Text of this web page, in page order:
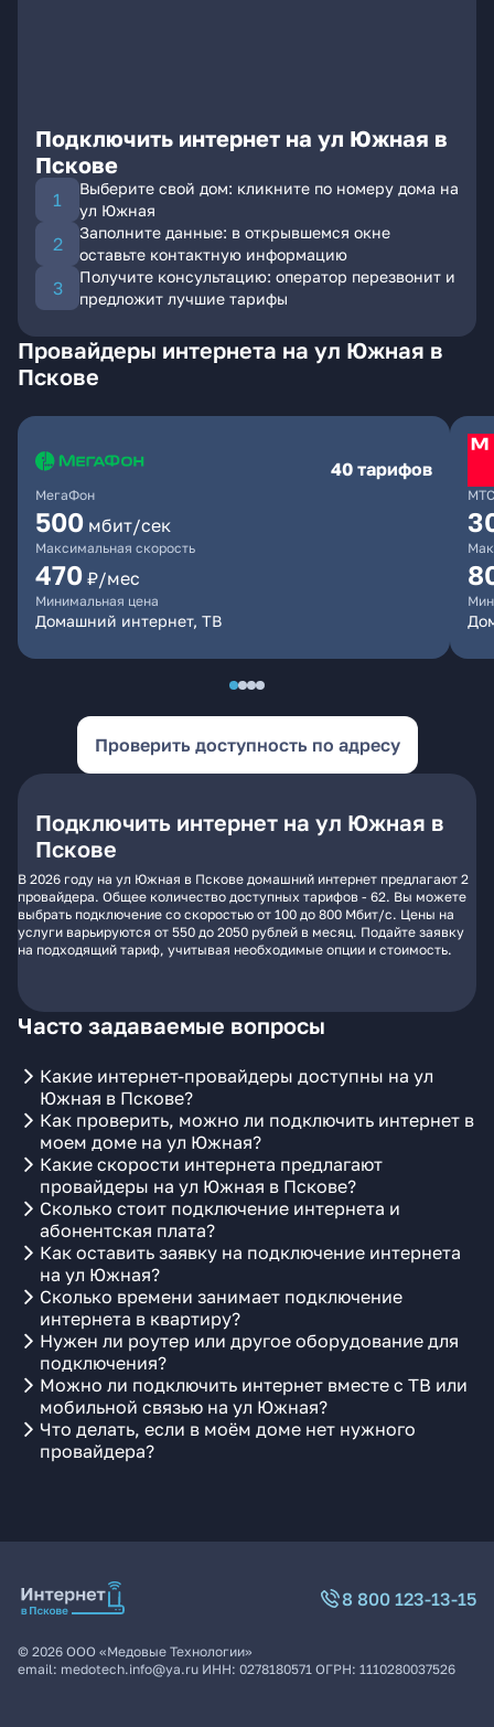
Подключить интернет на ул Южная в
Пскове
Выберите свой дом: кликните по номеру дома на
ул Южная
Заполните данные: в открывшемся окне
оставьте контактную информацию
Получите консультацию: оператор перезвонит и
предложит лучшие тарифы
Провайдеры интернета на ул Южная в
Пскове
МегаФон
40 тарифов
500 мбит/сек
Максимальная скорость
470 ₽/мес
Минимальная цена
Домашний интернет, ТВ
МТС
Проверить доступность по адресу
Подключить интернет на ул Южная в
Пскове
В 2026 году на ул Южная в Пскове домашний интернет предлагают 2
провайдера. Общее количество доступных тарифов - 62. Вы можете
выбрать подключение со скоростью от 100 до 800 Мбит/с. Цены на
услуги варьируются от 550 до 2050 рублей в месяц. Подайте заявку
на подходящий тариф, учитывая необходимые опции и стоимость.
Часто задаваемые вопросы
Какие интернет-провайдеры доступны на ул
Южная в Пскове?
Как проверить, можно ли подключить интернет в
моем доме на ул Южная?
Какие скорости интернета предлагают
провайдеры на ул Южная в Пскове?
Сколько стоит подключение интернета и
абонентская плата?
Как оставить заявку на подключение интернета
на ул Южная?
Сколько времени занимает подключение
интернета в квартиру?
Нужен ли роутер или другое оборудование для
подключения?
Можно ли подключить интернет вместе с ТВ или
мобильной связью на ул Южная?
Что делать, если в моём доме нет нужного
провайдера?
8 800 123-13-15
© 2026 ООО «Медовые Технологии»
email: medotech.info@ya.ru ИНН: 0278180571 ОГРН: 1110280037526